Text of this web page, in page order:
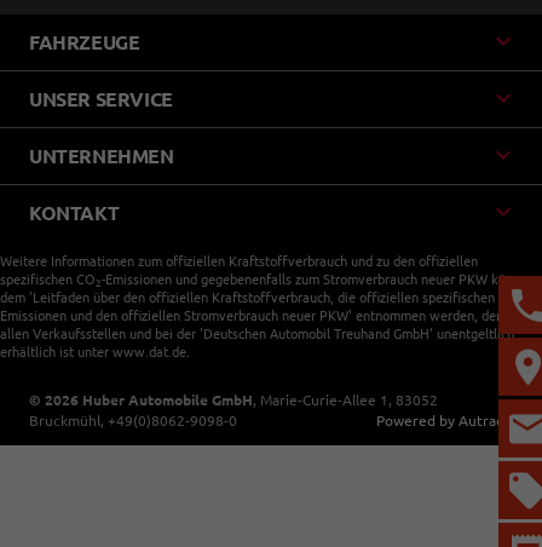
FAHRZEUGE
UNSER SERVICE
UNTERNEHMEN
KONTAKT
Weitere Informationen zum offiziellen Kraftstoffverbrauch und zu den offiziellen
spezifischen CO 2-Emissionen und gegebenenfalls zum Stromverbrauch neuer PKW können
dem 'Leitfaden über den offiziellen Kraftstoffverbrauch, die offiziellen spezifischen CO 2
Emissionen und den offiziellen Stromverbrauch neuer PKW' entnommen werden, der an
allen Verkaufsstellen und bei der 'Deutschen Automobil Treuhand GmbH' unentgeltlich
erhältlich ist unter www.dat.de.
© 2026 Huber Automobile GmbH, Marie-Curie-Allee 1 , 83052
Bruckmühl, +49(0)8062-9098-0 Powered by Autrado